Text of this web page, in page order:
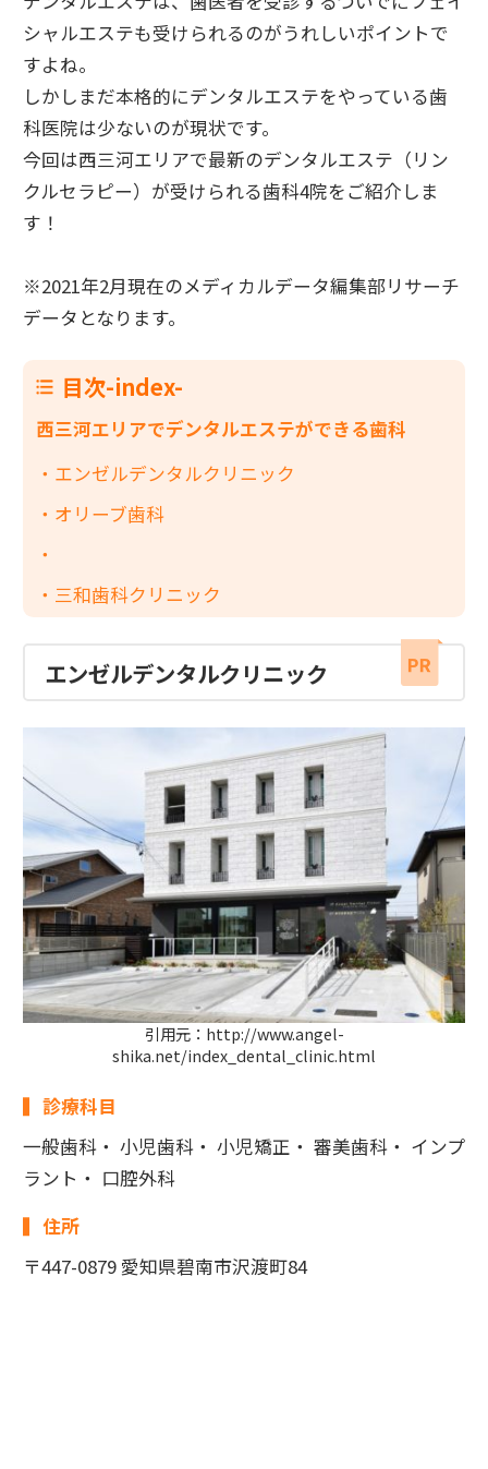
シャルエステも受けられるのがうれしいポイントで
すよね。
しかしまだ本格的にデンタルエステをやっている歯
科医院は少ないのが現状です。
今回は西三河エリアで最新のデンタルエステ（リン
クルセラピー）が受けられる歯科4院をご紹介しま
す！
※2021年2月現在のメディカルデータ編集部リサーチ
データとなります。
目次-index-
西三河エリアでデンタルエステができる歯科
エンゼルデンタルクリニック
オリーブ歯科
三和歯科クリニック
エンゼルデンタルクリニック
引用元：http://www.angel-
shika.net/index_dental_clinic.html
診療科目
一般歯科・ 小児歯科・ 小児矯正・ 審美歯科・ インプ
ラント・ 口腔外科
住所
〒447-0879 愛知県碧南市沢渡町84